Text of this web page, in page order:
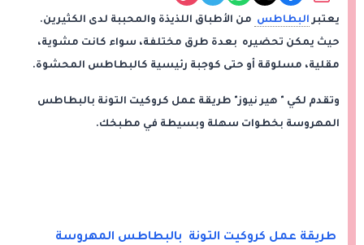
يعتبر البطاطس من الأطباق اللذيذة والمحببة لدى الكثيرين.
حيث يمكن تحضيره بعدة طرق مختلفة، سواء كانت مشوية،
مقلية، مسلوقة أو حتى كوجبة رئيسية كالبطاطس المحشوة.
وتقدم لكي " هير نيوز" طريقة عمل كروكيت التونة بالبطاطس
المهروسة بخطوات سهلة وبسيطة في مطبخك.
طريقة عمل كروكيت التونة بالبطاطس المهروسة